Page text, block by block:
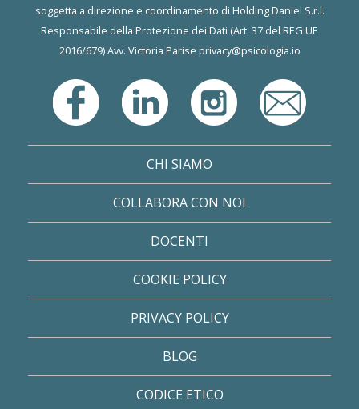
soggetta a direzione e coordinamento di Holding Daniel S.r.l.
Responsabile della Protezione dei Dati (Art. 37 del REG UE
2016/679) Avv. Victoria Parise privacy@psicologia.io
CHI SIAMO
COLLABORA CON NOI
DOCENTI
COOKIE POLICY
PRIVACY POLICY
BLOG
CODICE ETICO